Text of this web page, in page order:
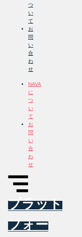
つ
い
て
お
問
い
合
わ
せ
NAVA
に
つ
い
て
お
問
い
合
わ
せ
プラット
フォー